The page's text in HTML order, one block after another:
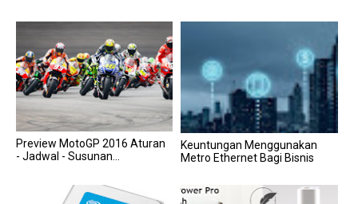
Preview MotoGP 2016 Aturan
- Jadwal - Susunan...
Keuntungan Menggunakan
Metro Ethernet Bagi Bisnis